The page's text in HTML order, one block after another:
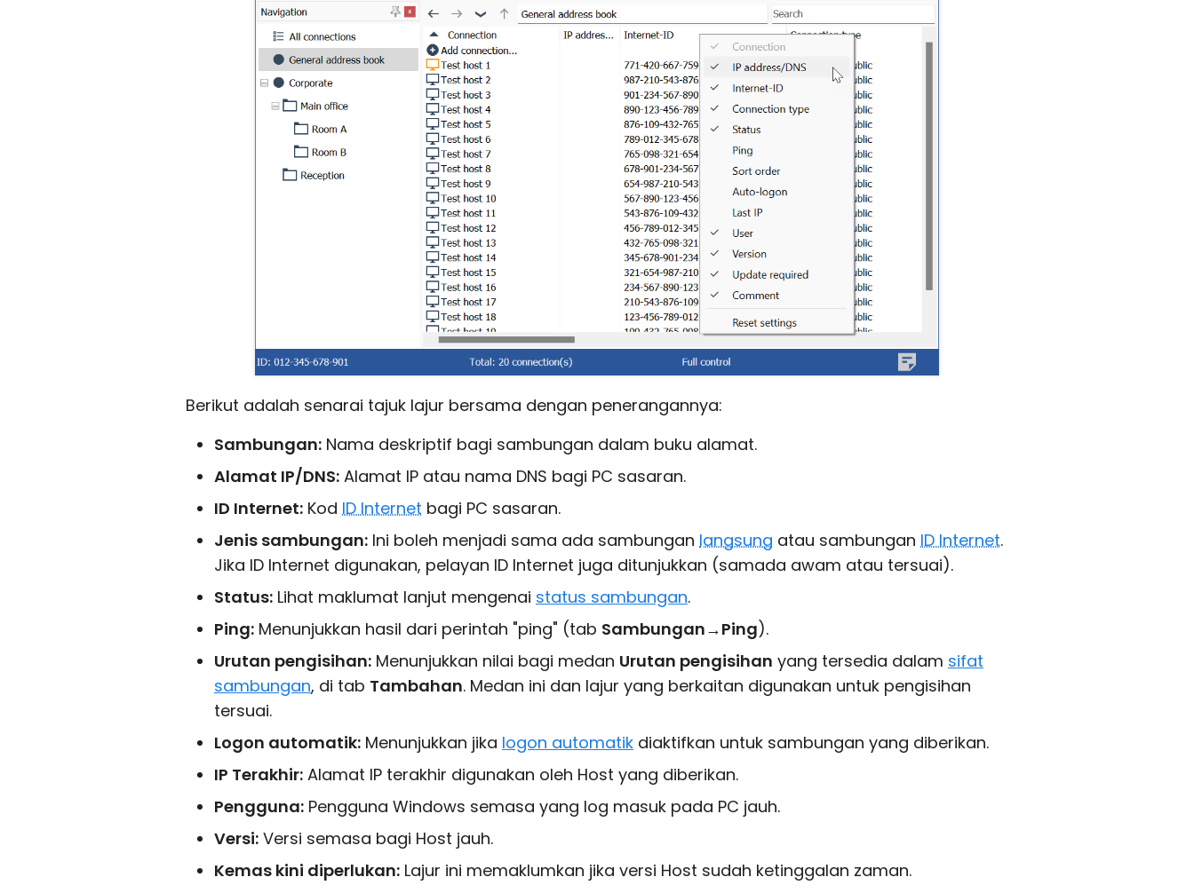
Berikut adalah senarai tajuk lajur bersama dengan penerangannya:
Sambungan: Nama deskriptif bagi sambungan dalam buku alamat.
Alamat IP/DNS: Alamat IP atau nama DNS bagi PC sasaran.
ID Internet: Kod ID Internet bagi PC sasaran.
Jenis sambungan: Ini boleh menjadi sama ada sambungan langsung atau sambungan ID Internet.
Jika ID Internet digunakan, pelayan ID Internet juga ditunjukkan (samada awam atau tersuai).
Status: Lihat maklumat lanjut mengenai status sambungan.
Ping: Menunjukkan hasil dari perintah "ping" (tab Sambungan→Ping).
Urutan pengisihan: Menunjukkan nilai bagi medan Urutan pengisihan yang tersedia dalam sifat
sambungan, di tab Tambahan. Medan ini dan lajur yang berkaitan digunakan untuk pengisihan
tersuai.
Logon automatik: Menunjukkan jika logon automatik diaktifkan untuk sambungan yang diberikan.
IP Terakhir: Alamat IP terakhir digunakan oleh Host yang diberikan.
Pengguna: Pengguna Windows semasa yang log masuk pada PC jauh.
Versi: Versi semasa bagi Host jauh.
Kemas kini diperlukan: Lajur ini memaklumkan jika versi Host sudah ketinggalan zaman.